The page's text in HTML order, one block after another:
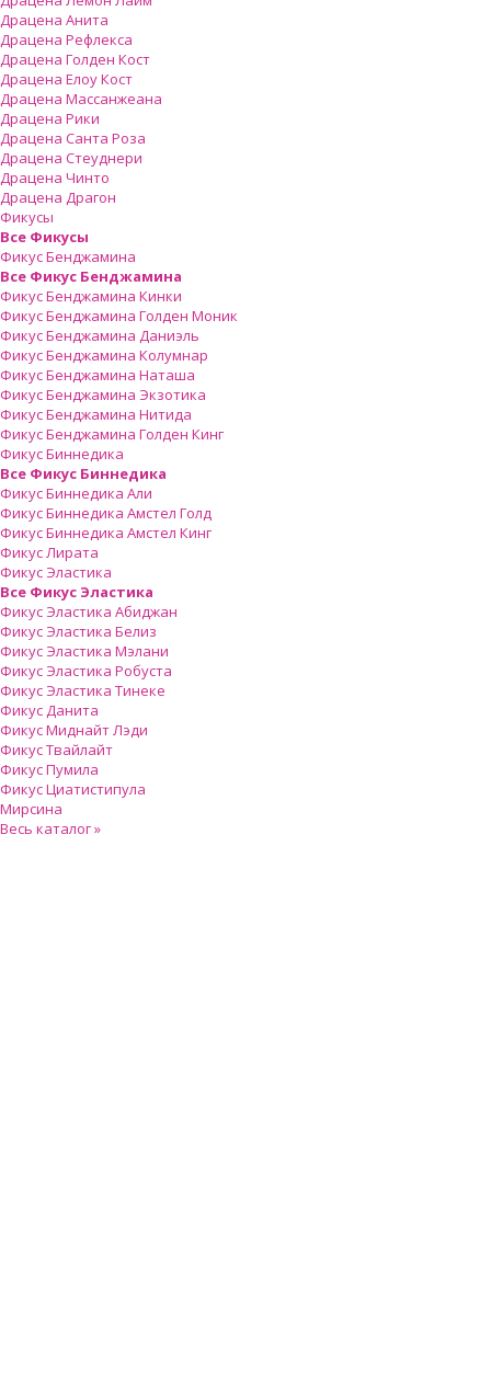
Драцена Анита
Драцена Рефлекса
Драцена Голден Кост
Драцена Елоу Кост
Драцена Массанжеана
Драцена Рики
Драцена Санта Роза
Драцена Стеуднери
Драцена Чинто
Драцена Драгон
Фикусы
Все Фикусы
Фикус Бенджамина
Все Фикус Бенджамина
Фикус Бенджамина Кинки
Фикус Бенджамина Голден Моник
Фикус Бенджамина Даниэль
Фикус Бенджамина Колумнар
Фикус Бенджамина Наташа
Фикус Бенджамина Экзотика
Фикус Бенджамина Нитида
Фикус Бенджамина Голден Кинг
Фикус Биннедика
Все Фикус Биннедика
Фикус Биннедика Али
Фикус Биннедика Амстел Голд
Фикус Биннедика Амстел Кинг
Фикус Лирата
Фикус Эластика
Все Фикус Эластика
Фикус Эластика Абиджан
Фикус Эластика Белиз
Фикус Эластика Мэлани
Фикус Эластика Робуста
Фикус Эластика Тинеке
Фикус Данита
Фикус Миднайт Лэди
Фикус Твайлайт
Фикус Пумила
Фикус Циатистипула
Мирсина
Весь каталог »